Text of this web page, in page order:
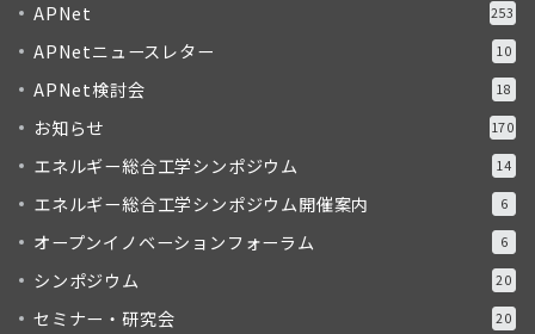
APNet 253
APNetニュースレター 10
APNet検討会 18
お知らせ 170
エネルギー総合工学シンポジウム 14
エネルギー総合工学シンポジウム開催案内 6
オープンイノベーションフォーラム 6
シンポジウム 20
セミナー・研究会 20